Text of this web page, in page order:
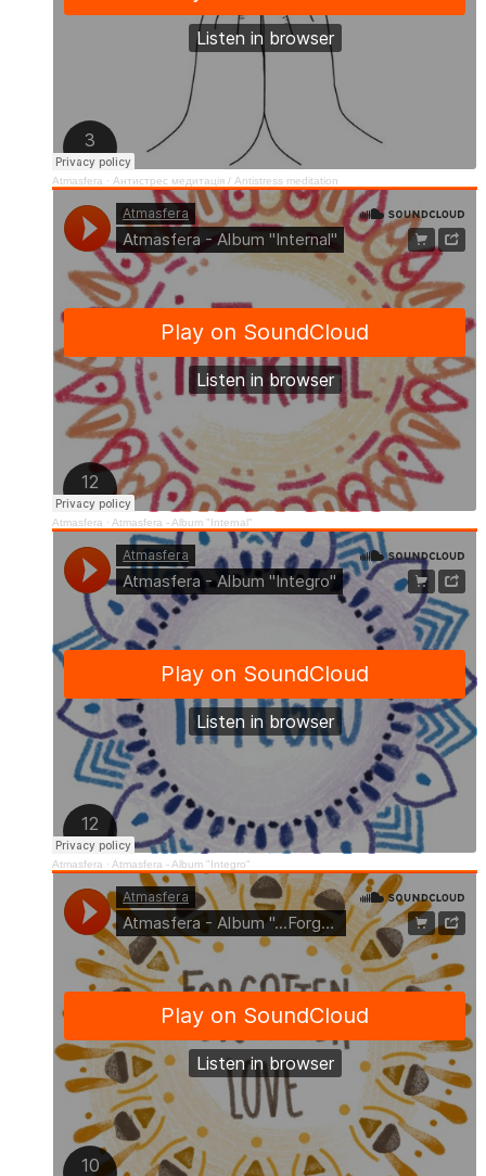
Atmasfera · Антистрес медитація / Аntistress meditation
Atmasfera · Atmasfera - Album "Internal"
Atmasfera · Atmasfera - Album "Integro"